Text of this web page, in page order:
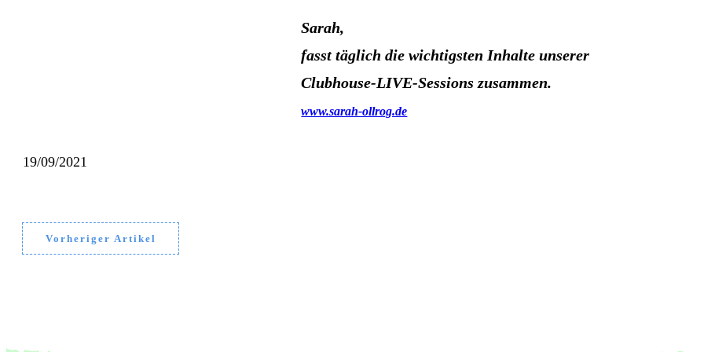
Sarah,
fasst täglich die wichtigsten Inhalte unserer
Clubhouse-LIVE-Sessions zusammen.
www.sarah-ollrog.de
19/09/2021
Vorheriger Artikel